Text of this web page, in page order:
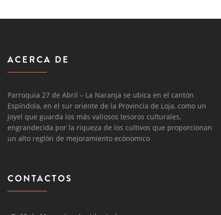
ACERCA DE
Parroquia 27 de Abril – La Naranja se ubica en el cantón
Espíndola, en el sur oriente de la Provincia de Loja, como un
joyel que guarda los más valiosos tesoros culturales,
engrandecida por la riqueza de los cultivos que proporcionan
un alto reglón de mejoramiento ecónomico
CONTACTOS